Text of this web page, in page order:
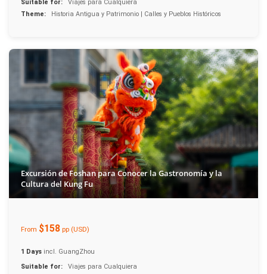
Suitable for:
Viajes para Cualquiera
Theme:
Historia Antigua y Patrimonio | Calles y Pueblos Históricos
Excursión de Foshan para Conocer la Gastronomía y la
Cultura del Kung Fu
From $158 pp (USD)
1 Days incl. GuangZhou
Suitable for:
Viajes para Cualquiera